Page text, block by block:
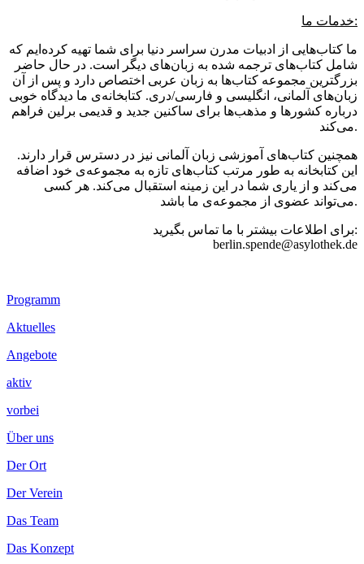
خدمات ما:
ما کتاب‌هایی از ادبیات مدرن سراسر دنیا برای شما تهیه کرده‌ایم که
شامل کتاب‌های ترجمه شده به زبان‌های دیگر است. در حال حاضر
بزرگترین مجموعه کتاب‌ها به زبان عربی اختصاص دارد و پس از آن
زبان‌های آلمانی، انگلیسی و فارسی/دری. کتابخانه‌ی ما دیدگاه خوبی
درباره کشورها و مذهب‌ها برای ساکنین جدید و قدیمی برلین فراهم
می‌کند.
همچنین کتاب‌های آموزشی زبان آلمانی نیز در دسترس قرار دارند.
این کتابخانه به طور مرتب کتاب‌های تازه به مجموعه‌ی خود اضافه
می‌کند و از یاری شما در این زمینه استقبال می‌کند. هر کسی
می‌تواند عضوی از مجموعه‌ی ما باشد.
برای اطلاعات بیشتر با ما تماس بگیرید:
berlin.spende@asylothek.de
Footer
Inhalt
Programm
Aktuelles
Angebote
aktiv
vorbei
Über uns
Der Ort
Der Verein
Das Team
Das Konzept